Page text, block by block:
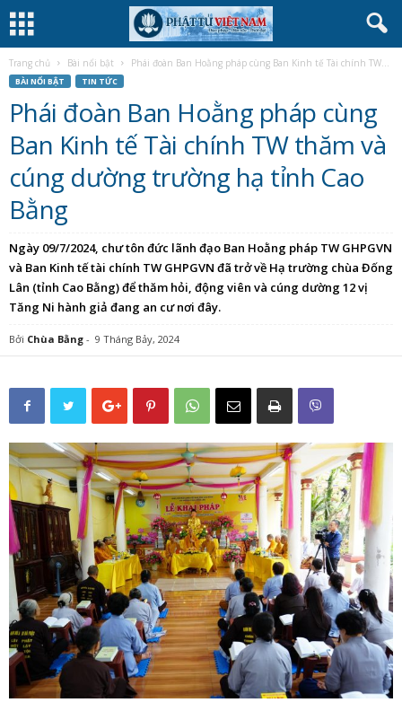
Trang chủ Bài nổi bật Phái đoàn Ban Hoằng pháp cùng Ban Kinh tế Tài chính TW...
BÀI NỔI BẬT TIN TỨC
Phái đoàn Ban Hoằng pháp cùng
Ban Kinh tế Tài chính TW thăm và
cúng dường trường hạ tỉnh Cao
Bằng
Ngày 09/7/2024, chư tôn đức lãnh đạo Ban Hoằng pháp TW GHPGVN
và Ban Kinh tế tài chính TW GHPGVN đã trở về Hạ trường chùa Đống
Lân (tỉnh Cao Bằng) để thăm hỏi, động viên và cúng dường 12 vị
Tăng Ni hành giả đang an cư nơi đây.
Bởi Chùa Bằng - 9 Tháng Bảy, 2024